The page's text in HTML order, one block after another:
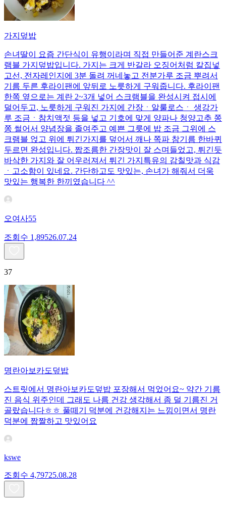
가지덮밥
손녀딸이 요즘 간단식이 유행이라며 직접 만들어준 계란스크
램블 가지덮밥입니다. 가지는 크게 반갈라 오징어처럼 칼집넣
고선, 전자레인지에 3분 돌려 꺼네놓고 전분가루 조금 뿌려서
기름 두른 후라이팬에 앞뒤로 노릇하게 구워줍니다. 후라이팬
한쪽 옆으로는 계란 2~3개 넣어 스크램블을 완성시켜 접시에
덜어두고, 노릇하게 구워진 가지에 간장ㆍ알룰로스ㆍ 생강가
루 조금ㆍ참치액젓 등을 넣고 기호에 맞게 양파나 청양고추 쫑
쫑 썰어서 양념장을 졸여주고 예쁜 그릇에 밥 조금 그위에 스
크램블 얹고 위에 튀긴가지를 덮어서 깨나 쪽파 참기름 한바퀴
두르면 완성입니다. 짭조름한 간장맛이 잘 스며들었고, 튀긴듯
바삭한 가지와 잘 어우러져서 튀긴 가지특유의 감칠맛과 식감
ㆍ고소함이 있네요. 간단하고도 맛있는, 손녀가 해줘서 더욱
맛있는 행복한 한끼였습니다 ^^
오여사55
조회수 1,89526.07.24
37
명란아보카도덮밥
스트릿에서 명란아보카도덮밥 포장해서 먹었어요~ 약간 기름
진 음식 위주인데 그래도 나름 건강 생각해서 좀 덜 기름진 거
골랐습니다ㅎㅎ 풀떼기 덕분에 건강해지는 느낌이면서 명란
덕분에 짭짤하고 맛있어요
kswe
조회수 4,79725.08.28